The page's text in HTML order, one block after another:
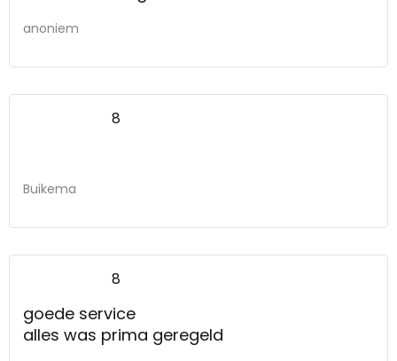
anoniem
8
Buikema
8
goede service
alles was prima geregeld